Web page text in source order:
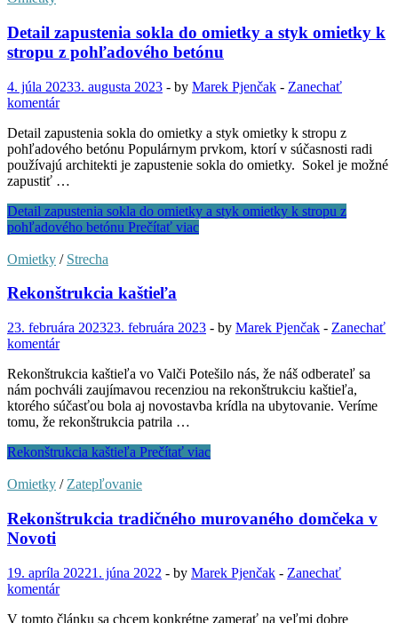
Detail zapustenia sokla do omietky a styk omietky k
stropu z pohľadového betónu
4. júla 20233. augusta 2023 - by Marek Pjenčak - Zanechať
komentár
Detail zapustenia sokla do omietky a styk omietky k stropu z
pohľadového betónu Populárnym prvkom, ktorí v súčasnosti radi
používajú architekti je zapustenie sokla do omietky. Sokel je možné
zapustiť …
Detail zapustenia sokla do omietky a styk omietky k stropu z
pohľadového betónu Prečítať viac
Omietky / Strecha
Rekonštrukcia kaštieľa
23. februára 202323. februára 2023 - by Marek Pjenčak - Zanechať
komentár
Rekonštrukcia kaštieľa vo Valči Potešilo nás, že náš odberateľ sa
nám pochváli zaujímavou recenziou na rekonštrukciu kaštieľa,
ktorého súčasťou bola aj novostavba krídla na ubytovanie. Veríme
tomu, že rekonštrukcia patrila …
Rekonštrukcia kaštieľa Prečítať viac
Omietky / Zatepľovanie
Rekonštrukcia tradičného murovaného domčeka v
Novoti
19. apríla 20221. júna 2022 - by Marek Pjenčak - Zanechať
komentár
V tomto článku sa chcem konkrétne zamerať na veľmi dobre